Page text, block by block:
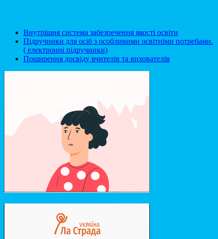
Внутрішня система забезпечення якості освіти
Підручники для осіб з особливими освітніми потребами.
( електронні підручники)
Поширення досвіду вчителів та вихователів